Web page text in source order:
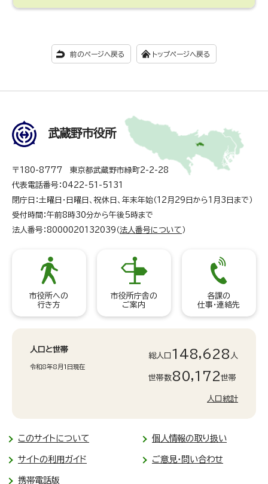
前のページへ戻る トップページへ戻る
武蔵野市役所
〒180-8777 東京都武蔵野市緑町2-2-28
代表電話番号：0422-51-5131
閉庁日：土曜日・日曜日、祝休日、年末年始（12月29日から1月3日まで）
受付時間：午前8時30分から午後5時まで
法人番号：8000020132039（ 法人番号について ）
市役所への
行き方
市役所庁舎の
ご案内
各課の
仕事・連絡先
人口と世帯
令和8年8月1日現在
総人口 148,628 人
世帯数80,172世帯
人口統計
このサイトについて 個人情報の取り扱い
サイトの利用ガイド ご意見・問い合わせ
携帯電話版